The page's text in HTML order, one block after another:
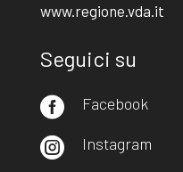
www.regione.vda.it
Seguici su
 Facebook
 Instagram